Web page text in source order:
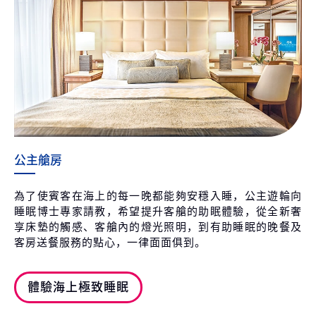
公主艙房
為了使賓客在海上的每一晚都能夠安穩入睡，公主遊輪向
睡眠博士專家請教，希望提升客艙的助眠體驗，從全新奢
享床墊的觸感、客艙內的燈光照明，到有助睡眠的晚餐及
客房送餐服務的點心，一律面面俱到。
體驗海上極致睡眠